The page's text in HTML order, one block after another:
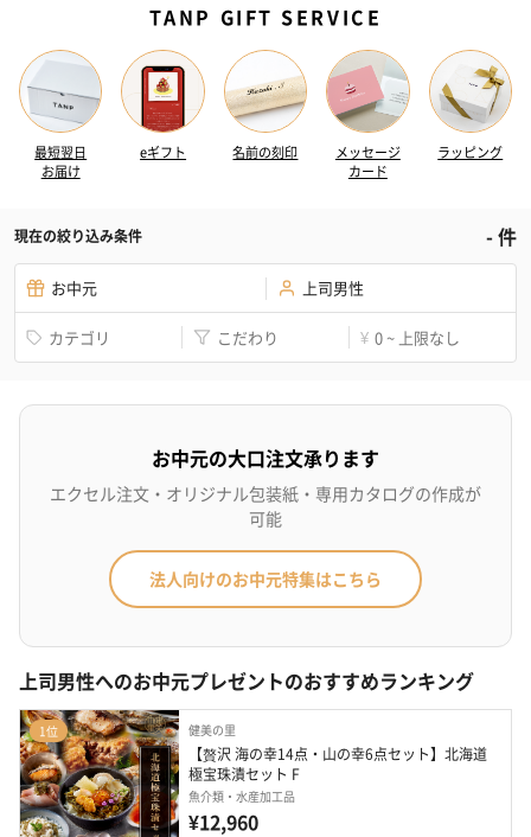
TANP GIFT SERVICE
最短翌日
お届け
eギフト 名前の刻印
メッセージ
カード
ラッピング
現在の絞り込み条件 -件
お中元 上司男性
カテゴリ こだわり ¥ 0 ~ 上限なし
お中元の大口注文承ります
エクセル注文・オリジナル包装紙・専用カタログの作成が
可能
法人向けのお中元特集はこちら
上司男性へのお中元プレゼントのおすすめランキング
1位 健美の里
【贅沢 海の幸14点・山の幸6点セット】北海道
極宝珠漬セット F
魚介類・水産加工品
¥12,960